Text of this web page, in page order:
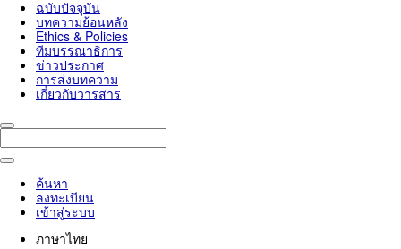
ฉบับปัจจุบัน
บทความย้อนหลัง
Ethics & Policies
ทีมบรรณาธิการ
ข่าวประกาศ
การส่งบทความ
เกี่ยวกับวารสาร
ค้นหา
ลงทะเบียน
เข้าสู่ระบบ
ภาษาไทย